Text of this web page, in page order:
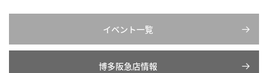
イベント一覧
博多阪急店情報